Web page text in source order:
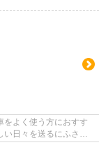
をよく使う方におすす
い日々を送るにふさわ